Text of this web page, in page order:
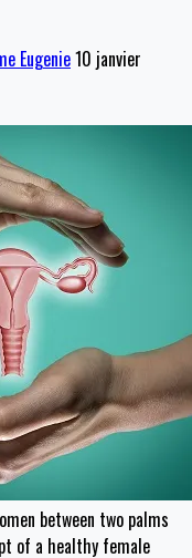
Eugenie10 janvier
between two palms
of a healthy female